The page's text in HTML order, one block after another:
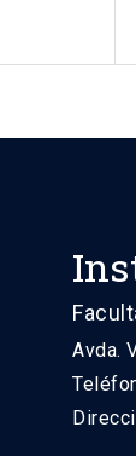
Avda.